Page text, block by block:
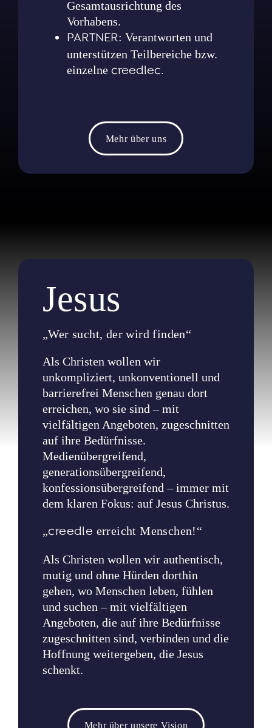
Gesamtausrichtung des
Vorhabens.
PARTNER: Verantworten und
unterstützen Teilbereiche bzw.
einzelne creedlec.
Mehr über uns
Jesus
„Wer sucht, der wird finden“
Als Christen wollen wir
unkompliziert, unkonventionell und
barrierefrei Menschen genau dort
erreichen, wo sie sind – mit
vielfältigen Angeboten, zugeschnitten
auf ihre Bedürfnisse.
Medienübergreifend,
generationsübergreifend,
konfessionsübergreifend – immer mit
dem klaren Fokus: auf Jesus Christus.
„creedle erreicht Menschen!“
Als Christen wollen wir authentisch,
mutig und ohne Hürden dorthin
gehen, wo Menschen leben, fühlen
und suchen – mit vielfältigen
Angeboten, die auf ihre Bedürfnisse
zugeschnitten sind, verbinden und die
Hoffnung weitergeben, die Jesus
schenkt.
Mehr über unsere Vision